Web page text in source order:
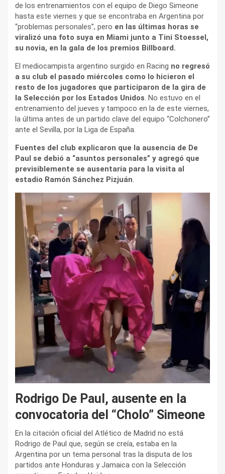
de los entrenamientos con el equipo de Diego Simeone
hasta este viernes y que se encontraba en Argentina por
“problemas personales”, pero en las últimas horas se
viralizó una foto suya en Miami junto a Tini Stoessel,
su novia, en la gala de los premios Billboard.
El mediocampista argentino surgido en Racing no regresó
a su club el pasado miércoles como lo hicieron el
resto de los jugadores que participaron de la gira de
la Selección por los Estados Unidos. No estuvo en el
entrenamiento del jueves y tampoco en la de este viernes,
la última antes de un partido clave del equipo “Colchonero”
ante el Sevilla, por la Liga de España.
Fuentes del club explicaron que la ausencia de De
Paul se debió a “asuntos personales” y agregó que
previsiblemente se ausentaría para la visita al
estadio Ramón Sánchez Pizjuán.
Rodrigo De Paul, ausente en la
convocatoria del “Cholo” Simeone
En la citación oficial del Atlético de Madrid no está
Rodrigo de Paul que, según se creía, estaba en la
Argentina por un tema personal tras la disputa de los
partidos ante Honduras y Jamaica con la Selección